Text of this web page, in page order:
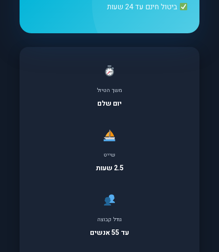
ביטול חינם עד 24 שעות
משך הטיול
יום שלם
שייט
2.5 שעות
גודל קבוצה
עד 55 אנשים